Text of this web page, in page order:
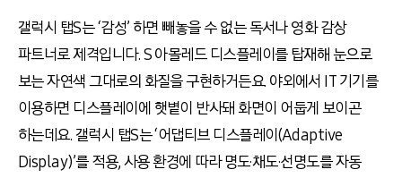
갤럭시 탭S는 ‘감성’ 하면 빼놓을 수 없는 독서나 영화 감상
파트너로 제격입니다. S 아몰레드 디스플레이를 탑재해 눈으로
보는 자연색 그대로의 화질을 구현하거든요. 야외에서 IT 기기를
이용하면 디스플레이에 햇볕이 반사돼 화면이 어둡게 보이곤
하는데요. 갤럭시 탭S는 ‘어댑티브 디스플레이(Adaptive
Display)’를 적용, 사용 환경에 따라 명도·채도·선명도를 자동